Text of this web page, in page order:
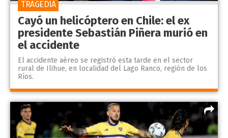
Cayó un helicóptero en Chile: el ex
presidente Sebastián Piñera murió en
el accidente
El accidente aéreo se registró esta tarde en el sector
rural de Ilihue, en localidad del Lago Ranco, región de los
Ríos.
TRAGEDIA